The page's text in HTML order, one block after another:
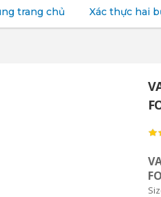
trang chủ Xác thực hai